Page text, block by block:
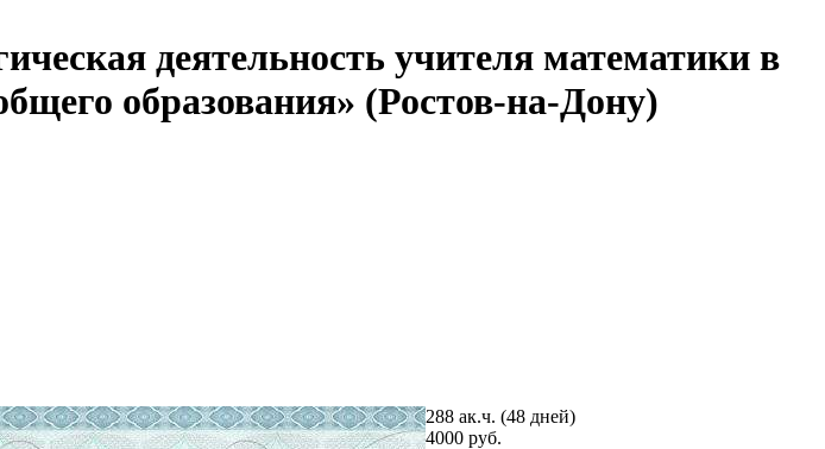
деятельность учителя математики в
образования» (Ростов-на-Дону)
288 ак.ч. (48 дней)
4000 руб.